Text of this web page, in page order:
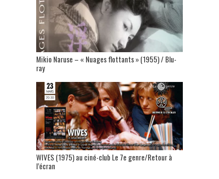
Mikio Naruse – « Nuages flottants » (1955) / Blu-
ray
WIVES (1975) au ciné-club Le 7e genre/Retour à
l’écran